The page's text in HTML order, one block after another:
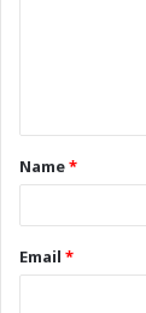
Name*
Email *